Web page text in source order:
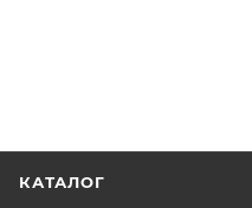
КАТАЛОГ